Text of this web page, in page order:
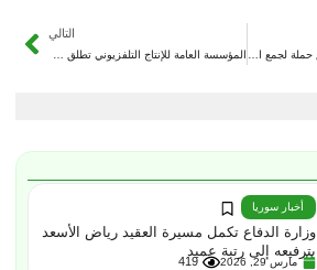
التالي
أخبار سوريا
وزارة الدفاع تكمل مسيرة العقيد رياض الأسعد
بترفيعه إلى رتبة عميد
مارس 29, 2026 419